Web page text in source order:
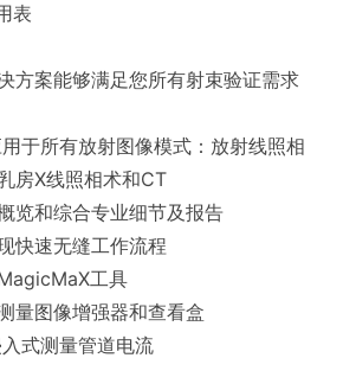
表
方案能够满足您所有射束验证需求
于所有放射图像模式：放射线照相
房X线照相术和CT
览和综合专业细节及报告
快速无缝工作流程
工具
量图像增强器和查看盒
式测量管道电流